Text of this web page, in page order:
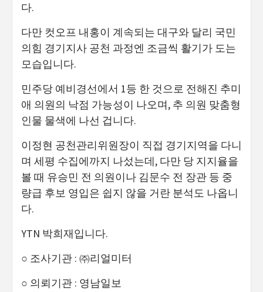
다.
다만 컷오프 내홍이 계속되는 대구와 달리 국민
의힘 경기지사 공천 과정엔 조금씩 활기가 도는
모습입니다.
민주당 예비경선에서 1등 한 것으로 전해진 추미
애 의원의 낙점 가능성이 나오며, 추 의원 맞춤형
인물 물색에 나선 겁니다.
이정현 공천관리위원장이 직접 경기지역을 다니
며 세평 수집에까지 나섰는데, 다만 당 지지율을
볼 때 유승민 전 의원이나 김문수 전 장관 등 중
량급 후보 영입은 쉽지 않을 거란 분석도 나옵니
다.
YTN 박희재입니다.
○ 조사기관 : ㈜리얼미터
○ 의뢰기관 : 영남일보